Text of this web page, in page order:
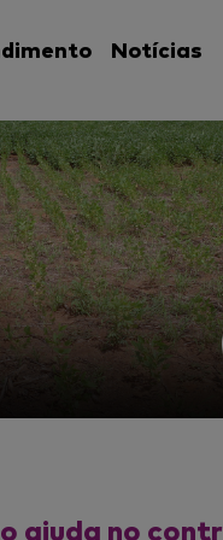
Notícias
ajuda no